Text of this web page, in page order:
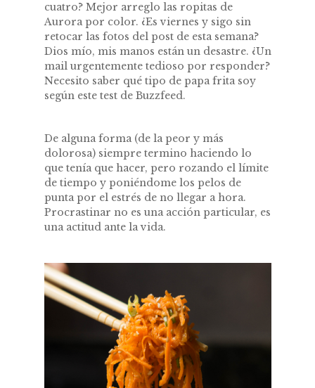
cuatro? Mejor arreglo las ropitas de
Aurora por color. ¿Es viernes y sigo sin
retocar las fotos del post de esta semana?
Dios mío, mis manos están un desastre. ¿Un
mail urgentemente tedioso por responder?
Necesito saber qué tipo de papa frita soy
según este test de Buzzfeed.
De alguna forma (de la peor y más
dolorosa) siempre termino haciendo lo
que tenía que hacer, pero rozando el límite
de tiempo y poniéndome los pelos de
punta por el estrés de no llegar a hora.
Procrastinar no es una acción particular, es
una actitud ante la vida.